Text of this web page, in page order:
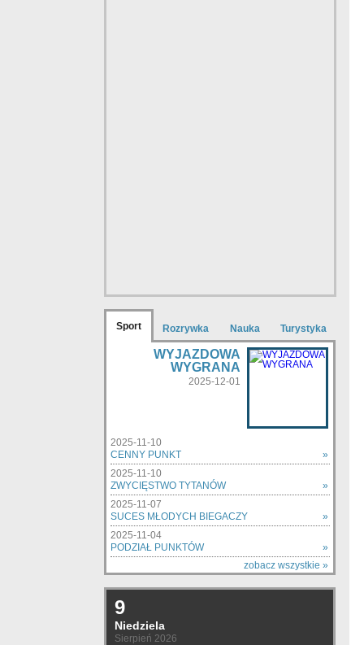
Sport Rozrywka Nauka Turystyka
WYJAZDOWA
WYGRANA
2025-12-01
2025-11-10
CENNY PUNKT
»
2025-11-10
ZWYCIĘSTWO TYTANÓW
»
2025-11-07
SUCES MŁODYCH BIEGACZY
»
2025-11-04
PODZIAŁ PUNKTÓW
»
zobacz wszystkie »
9
Niedziela
Sierpień 2026